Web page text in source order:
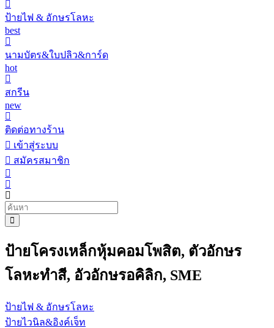
ป้ายไฟ & อักษรโลหะ
best
นามบัตร&ใบปลิว&การ์ด
hot
สกรีน
new
ติดต่อทางร้าน
เข้าสู่ระบบ
สมัครสมาชิก
ป้ายโครงเหล็กหุ้มคอมโพสิต, ตัวอักษร
โลหะทำสี, อัวอักษรอคิลิก, SME
ป้ายไฟ & อักษรโลหะ
ป้ายไวนิล&อิงค์เจ็ท